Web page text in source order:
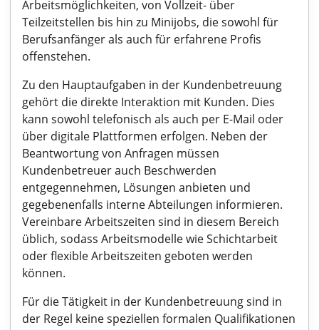
Arbeitsmöglichkeiten, von Vollzeit- über
Teilzeitstellen bis hin zu Minijobs, die sowohl für
Berufsanfänger als auch für erfahrene Profis
offenstehen.
Zu den Hauptaufgaben in der Kundenbetreuung
gehört die direkte Interaktion mit Kunden. Dies
kann sowohl telefonisch als auch per E-Mail oder
über digitale Plattformen erfolgen. Neben der
Beantwortung von Anfragen müssen
Kundenbetreuer auch Beschwerden
entgegennehmen, Lösungen anbieten und
gegebenenfalls interne Abteilungen informieren.
Vereinbare Arbeitszeiten sind in diesem Bereich
üblich, sodass Arbeitsmodelle wie Schichtarbeit
oder flexible Arbeitszeiten geboten werden
können.
Für die Tätigkeit in der Kundenbetreuung sind in
der Regel keine speziellen formalen Qualifikationen